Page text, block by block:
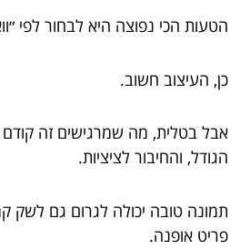
הטעות הכי נפוצה היא לבחור לפי
כן, העיצוב חשוב.
אבל בטלית, מה שמרגישים זה
הגודל, והחיבור לציציות.
תמונה טובה יכולה לגרום גם לשק
פריט אופנה.